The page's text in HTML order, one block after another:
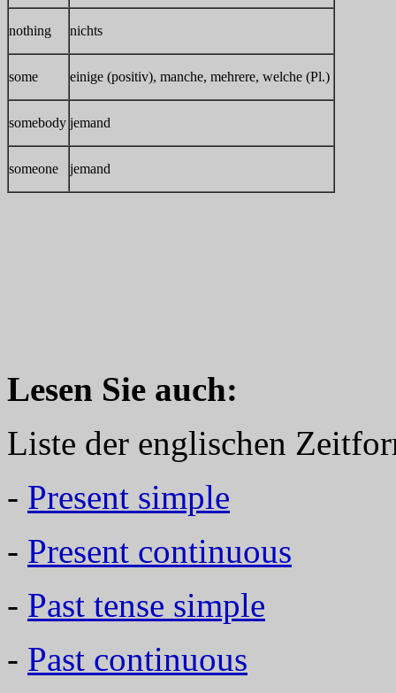
nothing nichts
some einige (positiv), manche, mehrere, welche (Pl.)
somebody jemand
someone jemand
Lesen Sie auch:
Liste der englischen
- Present simple
- Present continuous
- Past tense simple
- Past continuous